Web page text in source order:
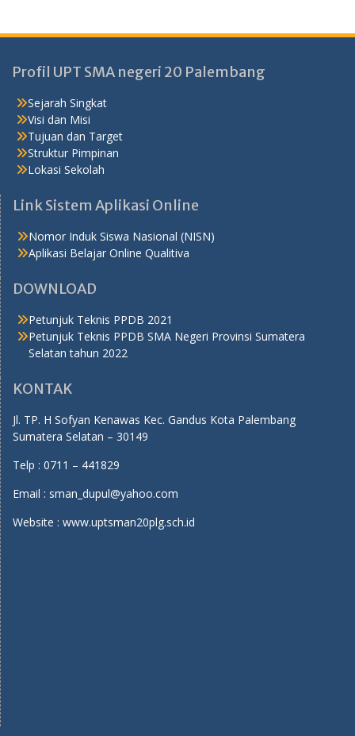
Profil UPT SMA negeri 20 Palembang
Sejarah Singkat
Visi dan Misi
Tujuan dan Target
Struktur Pimpinan
Lokasi Sekolah
Link Sistem Aplikasi Online
Nomor Induk Siswa Nasional (NISN)
Aplikasi Belajar Online Qualitiva
DOWNLOAD
Petunjuk Teknis PPDB 2021
Petunjuk Teknis PPDB SMA Negeri Provinsi Sumatera
Selatan tahun 2022
KONTAK
Jl. TP. H Sofyan Kenawas Kec. Gandus Kota Palembang
Sumatera Selatan – 30149
Telp : 0711 – 441829
Email : sman_dupul@yahoo.com
Website : www.uptsman20plg.sch.id